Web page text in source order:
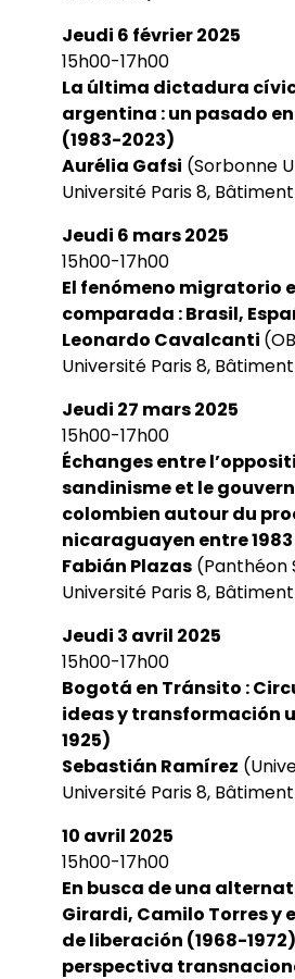
Jeudi 6 février 2025
15h00-17h00
La última dictadura
argentina : un pasado
(1983-2023)
Aurélia Gafsi (Sorbonne
Université Paris 8, Bâtiment
Jeudi 6 mars 2025
15h00-17h00
El fenómeno migratorio
comparada : Brasil,
Leonardo Cavalcanti
Université Paris 8, Bâtiment
Jeudi 27 mars 2025
15h00-17h00
Échanges entre
sandinisme et le
colombien autour du
nicaraguayen entre 1983
Fabián Plazas(Panthéon
Université Paris 8, Bâtiment
Jeudi 3 avril 2025
15h00-17h00
Bogotá en Tránsito :
ideas y transformación
1925)
Sebastián Ramírez
Université Paris 8, Bâtiment
10 avril 2025
15h00-17h00
En busca de una
Girardi, Camilo Torres y
de liberación (1968-
perspectiva